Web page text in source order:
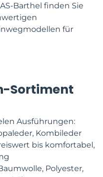
Barthel finden Sie
für
Sortiment
Ausführungen:
Kombileder
bis komfortabel,
Polyester,